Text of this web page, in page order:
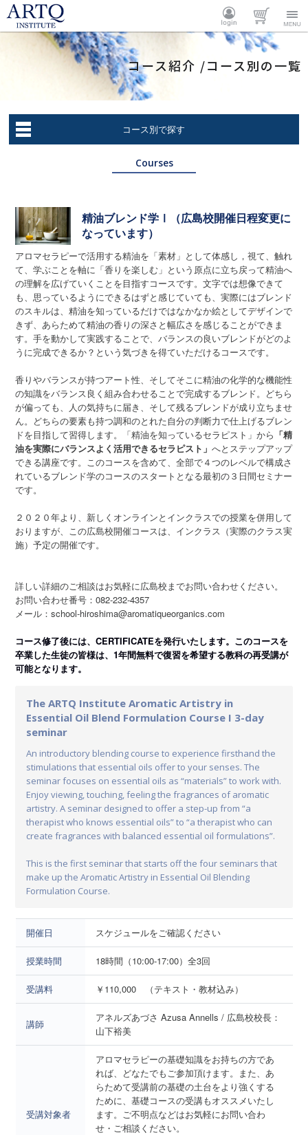
ARTQ
INSTITUTE
Menu
カート
ログイ
コース紹介 /コース別の一覧
コース別で探す
Courses
精油ブレンド学Ⅰ（広島校開催日程変更に
なっています）
アロマセラピーで活用する精油を「素材」として体感し，視て、触れ
て、学ぶことを軸に「香りを楽しむ」という原点に立ち戻って精油へ
の理解を広げていくことを目指すコースです。文字では想像できて
も、思っているようにできるはずと感じていても、実際にはブレンド
のスキルは、精油を知っているだけではなかなか絵としてデザインで
きず、あらためて精油の香りの深さと幅広さを感じることができま
す。手を動かして実践することで、バランスの良いブレンドがどのよ
うに完成できるか？という気づきを得ていただけるコースです。
香りやバランスが持つアート性、そしてそこに精油の化学的な機能性
の知識をバランス良く組み合わせることで完成するブレンド。どちら
が偏っても、人の気持ちに届き、そして残るブレンドが成り立ちませ
ん。どちらの要素も持つ調和のとれた自分の判断力で仕上げるブレン
ドを目指して習得します。「精油を知っているセラピスト」から 「精
油を実際にバランスよく活用できるセラピスト」へとステップアップ
できる講座です。このコースを含めて、全部で４つのレベルで構成さ
れているブレンド学のコースのスタートとなる最初の３日間セミナー
です。
２０２０年より、新しくオンラインとインクラスでの授業を併用して
おりますが、この広島校開催コースは、インクラス（実際のクラス実
施）予定の開催です。
詳しい詳細のご相談はお気軽に広島校までお問い合わせください。
お問い合わせ番号：082-232-4357
メール：school-hiroshima@aromatiqueorganics.com
コース修了後には、CERTIFICATEを発行いたします。このコースを
卒業した生徒の皆様は、1年間無料で復習を希望する教科の再受講が
可能となります。
The ARTQ Institute Aromatic Artistry in
Essential Oil Blend Formulation Course I 3-day
seminar
An introductory blending course to experience firsthand the
stimulations that essential oils offer to your senses. The
seminar focuses on essential oils as “materials” to work with.
Enjoy viewing, touching, feeling the fragrances of aromatic
artistry. A seminar designed to offer a step-up from “a
therapist who knows essential oils” to “a therapist who can
create fragrances with balanced essential oil formulations”.
This is the first seminar that starts off the four seminars that
make up the Aromatic Artistry in Essential Oil Blending
Formulation Course.
開催日 スケジュールをご確認ください
授業時間 18時間（10:00-17:00）全3回
受講料 ￥110,000 （テキスト・教材込み）
講師
アネルズあづさ Azusa Annells / 広島校校長：
山下裕美
受講対象者
アロマセラピーの基礎知識をお持ちの方であ
れば、どなたでもご参加頂けます。また、あ
らためて受講前の基礎の土台をより強くする
ために、基礎コースの受講もオススメいたし
ます。ご不明点などはお気軽にお問い合わ
せ・ご相談ください。